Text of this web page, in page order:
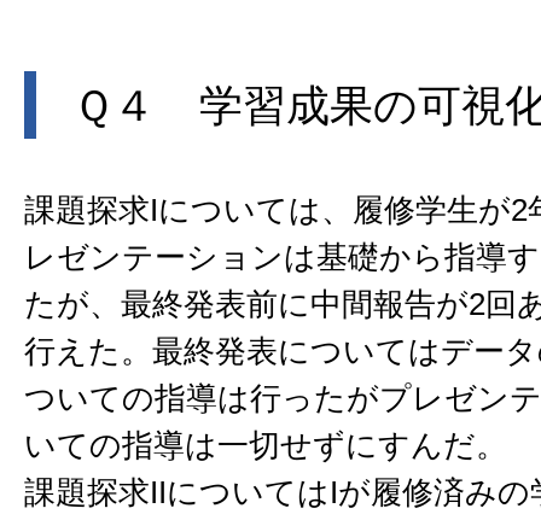
Ｑ４ 学習成果の可視
課題探求Iについては、履修学生が2
レゼンテーションは基礎から指導
たが、最終発表前に中間報告が2回
行えた。最終発表についてはデー
ついての指導は行ったがプレゼン
いての指導は一切せずにすんだ。
課題探求IIについてはIが履修済み